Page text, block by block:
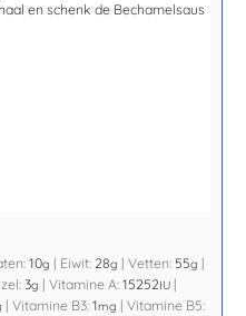
en schenk de Bechamelsaus
10g | Eiwit: 28g |Vetten: 55g |
3g |Vitamine A:15252IU |
|Vitamine B3:1mg |Vitamine B5: